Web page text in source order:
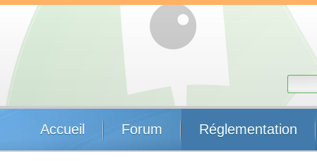
Accueil Forum Réglementation